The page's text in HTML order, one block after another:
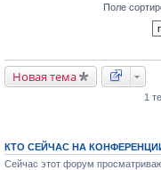
Поле
Новая тема
1
КТО СЕЙЧАС НА
Сейчас этот форум